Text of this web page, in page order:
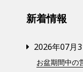
新着情報
2026年07月
お盆期間中の